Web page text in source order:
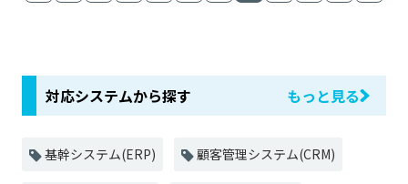
対応システムから探す もっと見る
基幹システム(ERP) 顧客管理システム(CRM)